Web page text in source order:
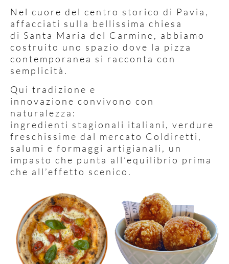
Nel cuore del centro storico di Pavia,
affacciati sulla bellissima chiesa
di Santa Maria del Carmine, abbiamo
costruito uno spazio dove la pizza
contemporanea si racconta con
semplicità.
Qui tradizione e
innovazione convivono con
naturalezza:
ingredienti stagionali italiani, verdure
freschissime dal mercato Coldiretti,
salumi e formaggi artigianali, un
impasto che punta all’equilibrio prima
che all’effetto scenico.